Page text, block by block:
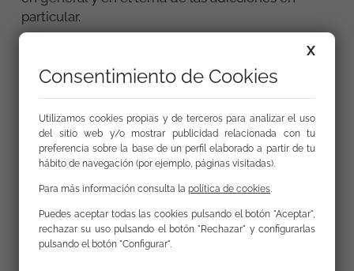
particular.
Está dirigido a las y los profesionales de la salud
que trabajan en centros de atención primaria, en
centros hospitalarios y servicios de urgencia, así
consumos de sustancias.
Es un manual en el que se presenta un marco
teórico que sustenta la propuesta práctica que se
ofrecerá para trabajar con las y los profesionales
de la salud. La metodología se basa en una
propuesta dialéctica, que parte de los
conocimientos, la práctica y la concepción que
X
Consentimiento de Cookies
Utilizamos cookies propias y de terceros para analizar el uso
del sitio web y/o mostrar publicidad relacionada con tu
preferencia sobre la base de un perfil elaborado a partir de tu
hábito de navegación (por ejemplo, páginas visitadas).
Para más información consulta la política de cookies
Puedes aceptar todas las cookies pulsando el botón "Aceptar",
rechazar su uso pulsando el botón "Rechazar" y configurarlas
pulsando el botón "Configurar".